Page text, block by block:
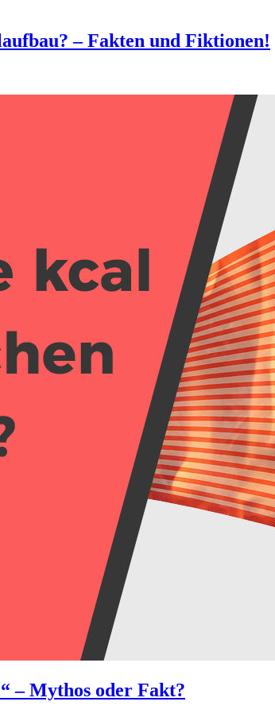
– Fakten und Fiktionen!
– Mythos oder Fakt?